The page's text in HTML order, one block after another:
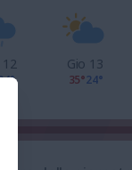
Gio 13
35°24°